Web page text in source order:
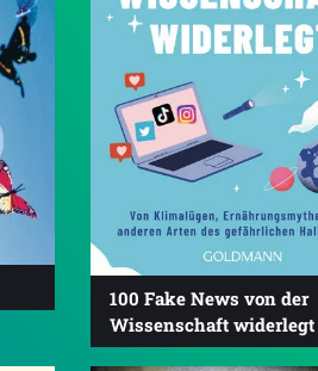
100 Fake News von der
Wissenschaft widerlegt